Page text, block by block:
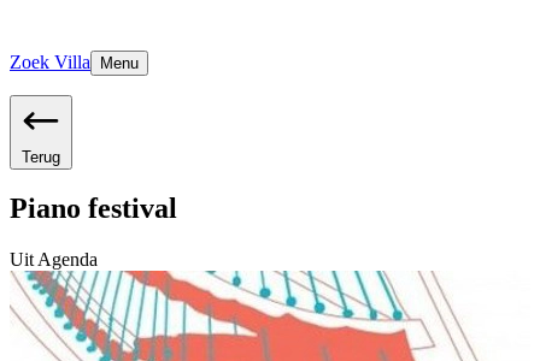
Zoek Villa Menu
Terug
Piano festival
Uit Agenda